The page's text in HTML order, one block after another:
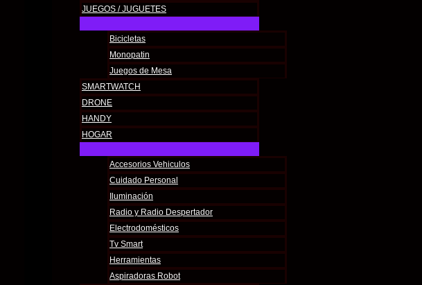
JUEGOS / JUGUETES
Bicicletas
Monopatin
Juegos de Mesa
SMARTWATCH
DRONE
HANDY
HOGAR
Accesorios Vehiculos
Cuidado Personal
Iluminación
Radio y Radio Despertador
Electrodomésticos
Tv Smart
Herramientas
Aspiradoras Robot